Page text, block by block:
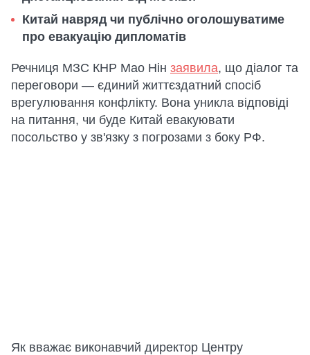
Китай навряд чи публічно оголошуватиме
про евакуацію дипломатів
Речниця МЗС КНР Мао Нін заявила, що діалог та
переговори — єдиний життєздатний спосіб
врегулювання конфлікту. Вона уникла відповіді
на питання, чи буде Китай евакуювати
посольство у зв'язку з погрозами з боку РФ.
Як вважає виконавчий директор Центру